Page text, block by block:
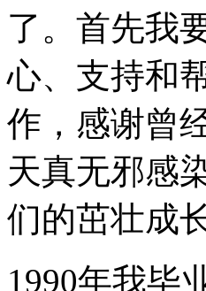
了。首先我
心、支持和
作，感谢曾
天真无邪感
们的茁壮成
1990年我毕